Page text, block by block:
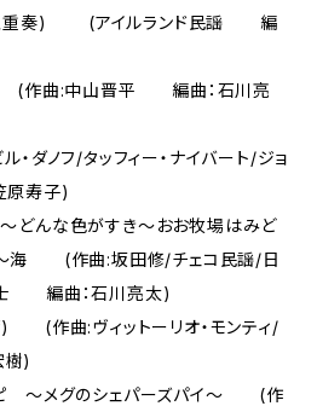
五重奏) (アイルランド民謡 編
(作曲:中山晋平 編曲：石川亮
ダノフ/タッフィー・ナイバート/ジョ
原寿子)
どんな色がすき〜おお牧場はみど
〜海 (作曲:坂田修/チェコ民謡/日
編曲：石川亮太)
(作曲:ヴィットーリオ・モンティ/
)
ピ 〜メグのシェパーズパイ〜 (作